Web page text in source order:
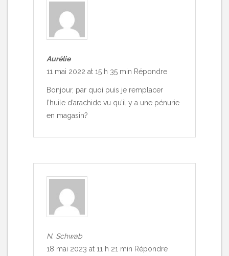
Aurélie
11 mai 2022 at 15 h 35 min Répondre
Bonjour, par quoi puis je remplacer
l’huile d’arachide vu qu’il y a une pénurie
en magasin?
N. Schwab
18 mai 2023 at 11 h 21 min Répondre